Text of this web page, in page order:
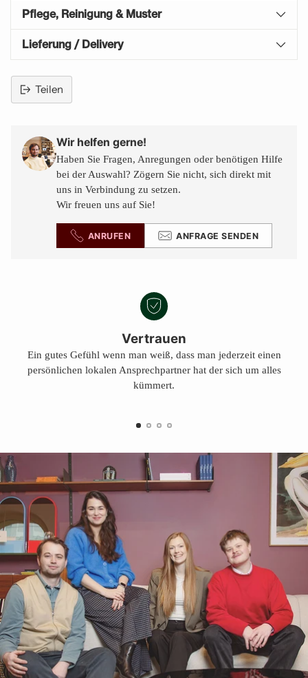
Pflege, Reinigung & Muster
Lieferung / Delivery
Teilen
den
Warenkorb
legen
Wir helfen gerne!
Haben Sie Fragen, Anregungen oder benötigen Hilfe
bei der Auswahl? Zögern Sie nicht, sich direkt mit
uns in Verbindung zu setzen.
Wir freuen uns auf Sie!
ANRUFEN ANFRAGE SENDEN
Vertrauen
Ein gutes Gefühl wenn man weiß, dass man jederzeit einen
persönlichen lokalen Ansprechpartner hat der sich um alles
kümmert.